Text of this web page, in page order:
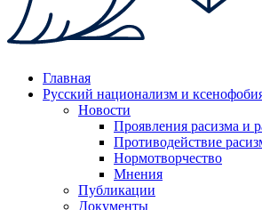
Главная
Русский национализм и
Новости
Проявления расизма и
Противодействие
Нормотворчество
Мнения
Публикации
Документы